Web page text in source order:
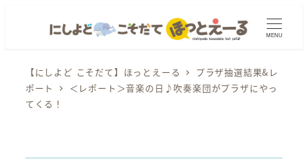
MENU
【にしよど こそだて】ほっとえーる
プラザ抽選結果&レ
ポート
＜レポート＞音楽の日♪吹奏楽団がプラザにやっ
てくる！